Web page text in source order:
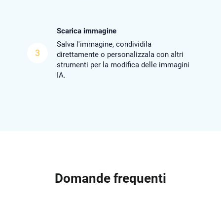
3
Scarica immagine
Salva l'immagine, condividila
direttamente o personalizzala con altri
strumenti per la modifica delle immagini
IA.
Domande frequenti